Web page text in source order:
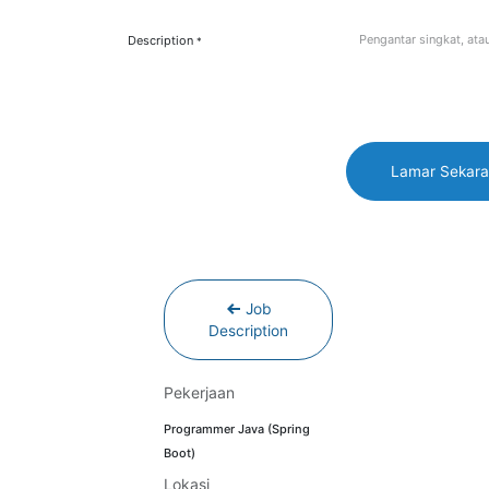
Description *
Lamar
Job
Description
Pekerjaan
Programmer Java (Spring
Boot)
Lokasi